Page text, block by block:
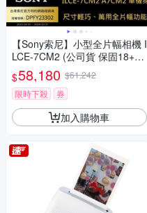
【Sony索尼】小型全片幅相機 I
LCE-7CM2 (公司貨 保固18+6
個月)
$58,180 $61,242
限時下殺
券
加入購物車